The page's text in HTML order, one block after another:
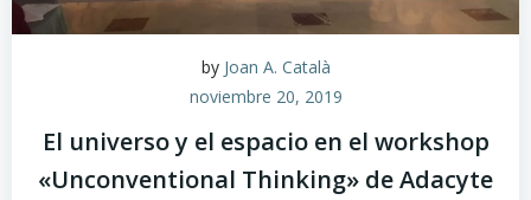
by Joan A. Català
noviembre 20, 2019
El universo y el espacio en el workshop
«Unconventional Thinking» de Adacyte